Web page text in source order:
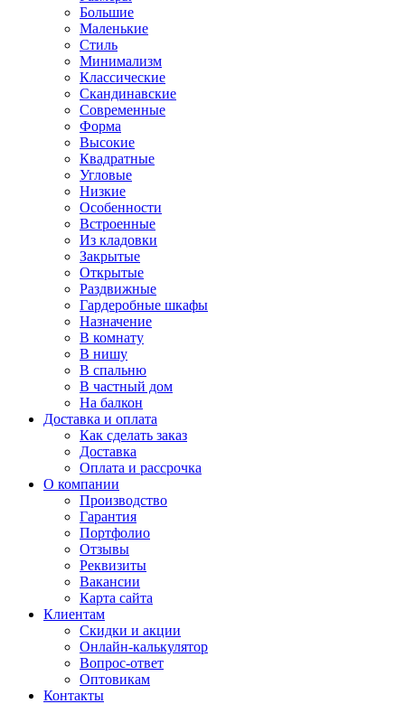
Большие
Маленькие
Стиль
Минимализм
Классические
Скандинавские
Современные
Форма
Высокие
Квадратные
Угловые
Низкие
Особенности
Встроенные
Из кладовки
Закрытые
Открытые
Раздвижные
Гардеробные шкафы
Назначение
В комнату
В нишу
В спальню
В частный дом
На балкон
Доставка и оплата
Как сделать заказ
Доставка
Оплата и рассрочка
О компании
Производство
Гарантия
Портфолио
Отзывы
Реквизиты
Вакансии
Карта сайта
Клиентам
Скидки и акции
Онлайн-калькулятор
Вопрос-ответ
Оптовикам
Контакты